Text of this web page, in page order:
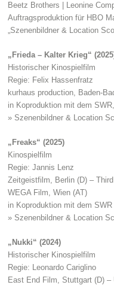
Beetz Brothers | Leonine
Auftragsproduktion für HBO
„Szenenbildner & Location
„Frieda – Kalter Krieg“
Historischer Kinospielfilm
Regie: Felix Hassenfratz
kurhaus production, Baden-
in Koproduktion mit dem
» Szenenbildner & Location
„Freaks“ (2025)
Kinospielfilm
Regie: Jannis Lenz
Zeitgeistfilm, Berlin (D) –
WEGA Film, Wien (AT)
in Koproduktion mit dem
» Szenenbildner & Location
„Nukki“ (2024)
Historischer Kinospielfilm
Regie: Leonardo Cariglino
East End Film, Stuttgart (D)